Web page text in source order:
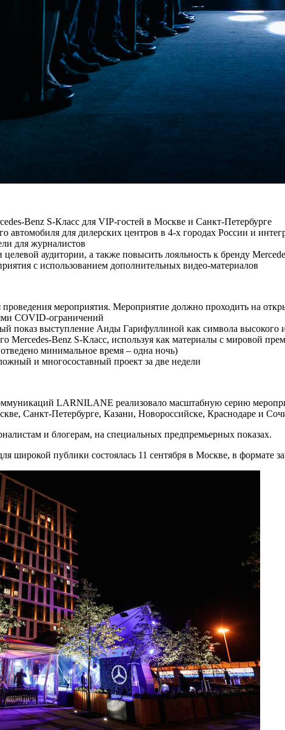
Benz S-Класс для VIP-гостей в Москве и Санкт-Петербурге
автомобиля для дилерских центров в 4-х городах России и
для журналистов
аудитории, а также повысить лояльность к бренду
с использованием дополнительных видео-материалов
мероприятия. Мероприятие должно проходить на
COVID-ограничений
показ выступление Аиды Гарифуллиной как символа высокого
Mercedes-Benz S-Класс, используя как материалы с мировой
минимальное время – одна ночь)
и многосоставный проект за две недели
LARNILANE реализовало масштабную серию
Санкт-Петербурге, Казани, Новороссийске, Краснодаре и
и блогерам, на специальных предпремьерных показах.
широкой публики состоялась 11 сентября в Москве, в формате